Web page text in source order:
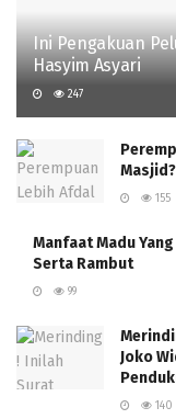
Ini Pengakuan
Hasyim Asyari
247
Masjid?
155
Manfaat Madu
Serta Rambut
99
Joko
140